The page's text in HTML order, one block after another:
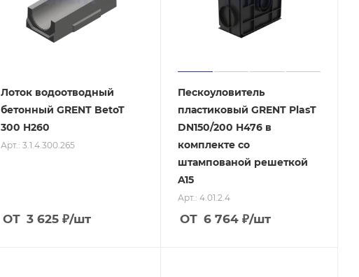
Лоток водоотводный
бетонный GRENT BetoT
300 H260
Арт.: 3.1.4.300.265
ОТ 3 625 ₽/шт
Пескоуловитель
пластиковый GRENT PlasT
DN150/200 H476 в
комплекте со
штампованой решеткой
A15
Арт.: 4.01.2.4
ОТ 6 764 ₽/шт